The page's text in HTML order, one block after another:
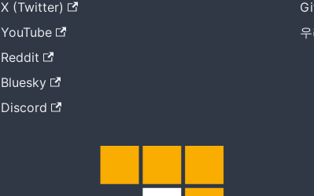
X (Twitter)
YouTube
Reddit
Bluesky
Discord